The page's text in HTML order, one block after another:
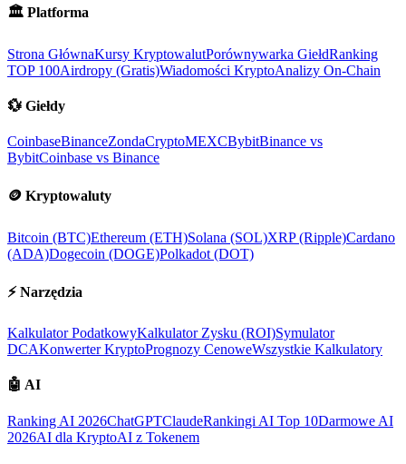
🏛️ Platforma
Strona GłównaKursy KryptowalutPorównywarka GiełdRanking
TOP 100Airdropy (Gratis)Wiadomości KryptoAnalizy On-Chain
💱 Giełdy
CoinbaseBinanceZondaCryptoMEXCBybitBinance vs
BybitCoinbase vs Binance
🪙 Kryptowaluty
Bitcoin (BTC)Ethereum (ETH)Solana (SOL)XRP (Ripple)Cardano
(ADA)Dogecoin (DOGE)Polkadot (DOT)
⚡ Narzędzia
Kalkulator PodatkowyKalkulator Zysku (ROI)Symulator
DCAKonwerter KryptoPrognozy CenoweWszystkie Kalkulatory
🤖 AI
Ranking AI 2026ChatGPTClaudeRankingi AI Top 10Darmowe AI
2026AI dla KryptoAI z Tokenem